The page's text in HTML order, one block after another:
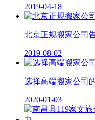
2019-04-18
北京正规搬家公司
2019-08-02
选择高端搬家公司
2020-01-03